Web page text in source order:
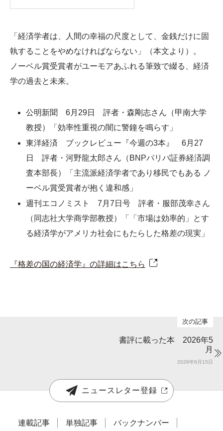
「経済学者は、人間の幸福の尺度として、金銭だけに固
執することをやめなければならない」（本文より）。
ノーベル賞受賞者がユーモアあふれる筆致で綴る、経済
学の過去と未来。
公明新聞 6月29日 評者・森剛志さん（甲南大学
教授）「効率性重視の闇に警鐘を鳴らす」
東洋経済 ブックレビュー『今週の3本』 6月27
日 評者・河野龍太郎さん（BNPパリバ証券経済調
査本部長）「主流派経済学者であり移民でもある ノ
ーベル賞受賞者が抱く違和感」
週刊エコノミスト 7月7日号 評者・服部茂幸さん
（同志社大学商学部教授）「「市場は効率的」とす
る経済学がアメリカ社会にもたらした格差の現実」
『格差の国の経済学』の詳細はこちら
書評に載った本 2026年5
月
2026年6月15日
ニュースレター登録
連載記事 単独記事 バックナンバー